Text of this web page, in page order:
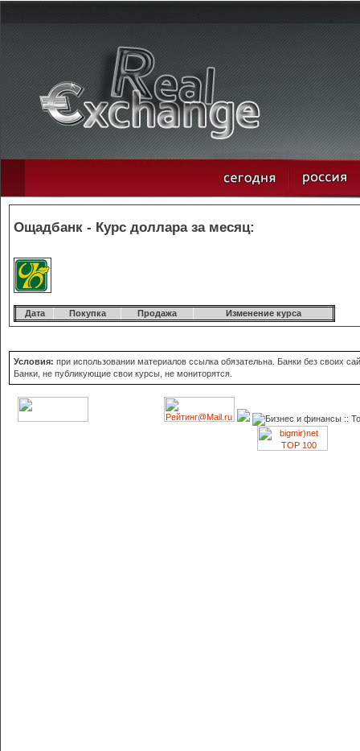
Ощадбанк - Курс доллара за месяц:
Дата Покупка Продажа Изменение курса
Условия: при использовании материалов ссылка обязательна. Банки без своих
Банки, не публикующие свои курсы, не мониторятся.